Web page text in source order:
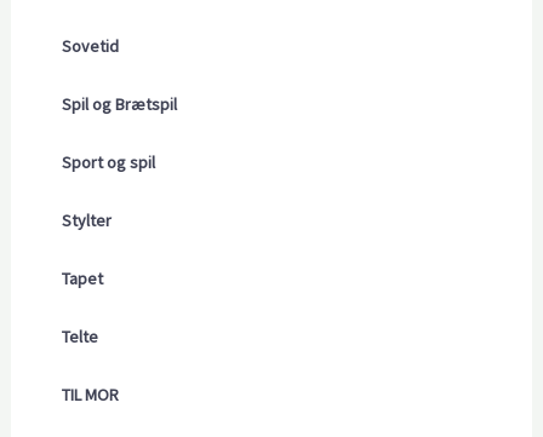
Sovetid
Spil og Brætspil
Sport og spil
Stylter
Tapet
Telte
TIL MOR